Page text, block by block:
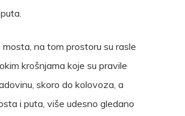
mosta, na tom prostoru su rasle
krošnjama koje su pravile
skoro do kolovoza, a
i puta, više udesno gledano